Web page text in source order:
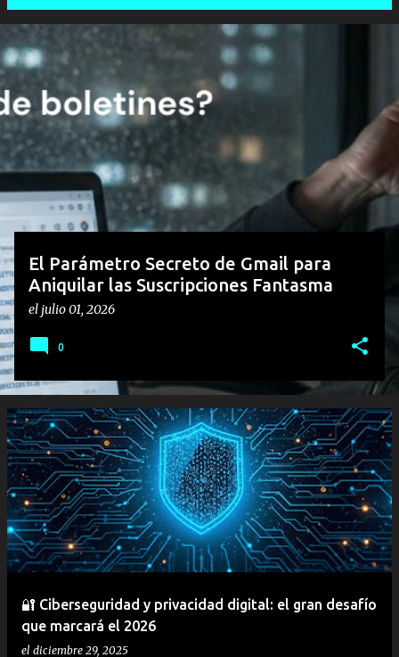
E
n
t
r
d
a
El Parámetro Secreto de Gmail para
Aniquilar las Suscripciones Fantasma
el julio 01, 2026
0
🔐 Ciberseguridad y privacidad digital: el gran desafío
que marcará el 2026
el diciembre 29, 2025